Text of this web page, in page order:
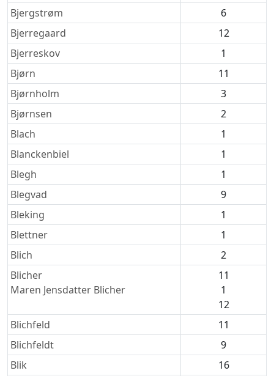
Bjergstrøm
6
Bjerregaard
12
Bjerreskov
1
Bjørn
11
Bjørnholm
3
Bjørnsen
2
Blach
1
Blanckenbiel
1
Blegh
1
Blegvad
9
Bleking
1
Blettner
1
Blich
2
Blicher
Maren Jensdatter Blicher
11
1
12
Blichfeld
11
Blichfeldt
9
Blik
16